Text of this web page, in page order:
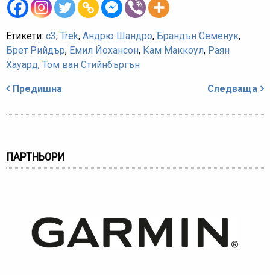
Етикети: c3, Trek, Андрю Шандро, Брандън Семенук,
Брет Рийдър, Емил Йохансон, Кам Маккоул, Раян
Хауард, Том ван Стийнбъргън
Предишна Следваща
ПАРТНЬОРИ